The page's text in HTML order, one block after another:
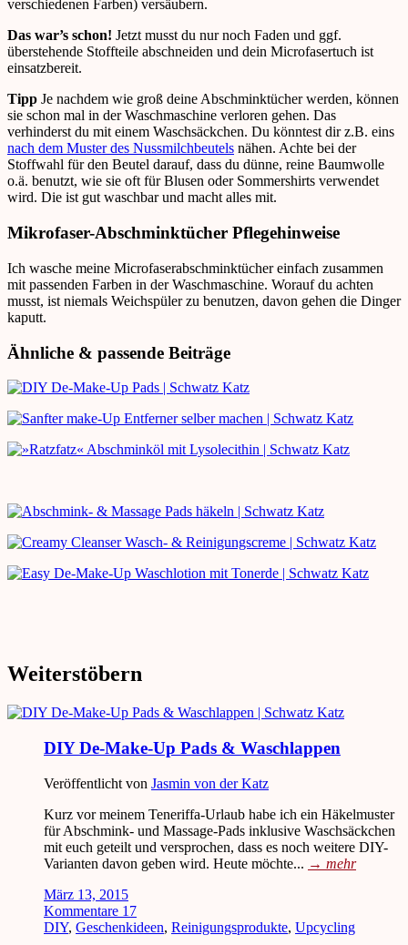
verschiedenen Farben) versäubern.
Das war’s schon! Jetzt musst du nur noch Faden und ggf.
überstehende Stoffteile abschneiden und dein Microfasertuch ist
einsatzbereit.
Tipp Je nachdem wie groß deine Abschminktücher werden, können
sie schon mal in der Waschmaschine verloren gehen. Das
verhinderst du mit einem Waschsäckchen. Du könntest dir z.B. eins
nach dem Muster des Nussmilchbeutels nähen. Achte bei der
Stoffwahl für den Beutel darauf, dass du dünne, reine Baumwolle
o.ä. benutzt, wie sie oft für Blusen oder Sommershirts verwendet
wird. Die ist gut waschbar und macht alles mit.
Mikrofaser-Abschminktücher Pflegehinweise
Ich wasche meine Microfaserabschminktücher einfach zusammen
mit passenden Farben in der Waschmaschine. Worauf du achten
musst, ist niemals Weichspüler zu benutzen, davon gehen die Dinger
kaputt.
Ähnliche & passende Beiträge
Weiterstöbern
DIY De-Make-Up Pads & Waschlappen
Veröffentlicht von Jasmin von der Katz
Kurz vor meinem Teneriffa-Urlaub habe ich ein Häkelmuster
für Abschmink- und Massage-Pads inklusive Waschsäckchen
mit euch geteilt und versprochen, dass es noch weitere DIY-
Varianten davon geben wird. Heute möchte... → mehr
März 13, 2015
Kommentare 17
DIY, Geschenkideen, Reinigungsprodukte, Upcycling